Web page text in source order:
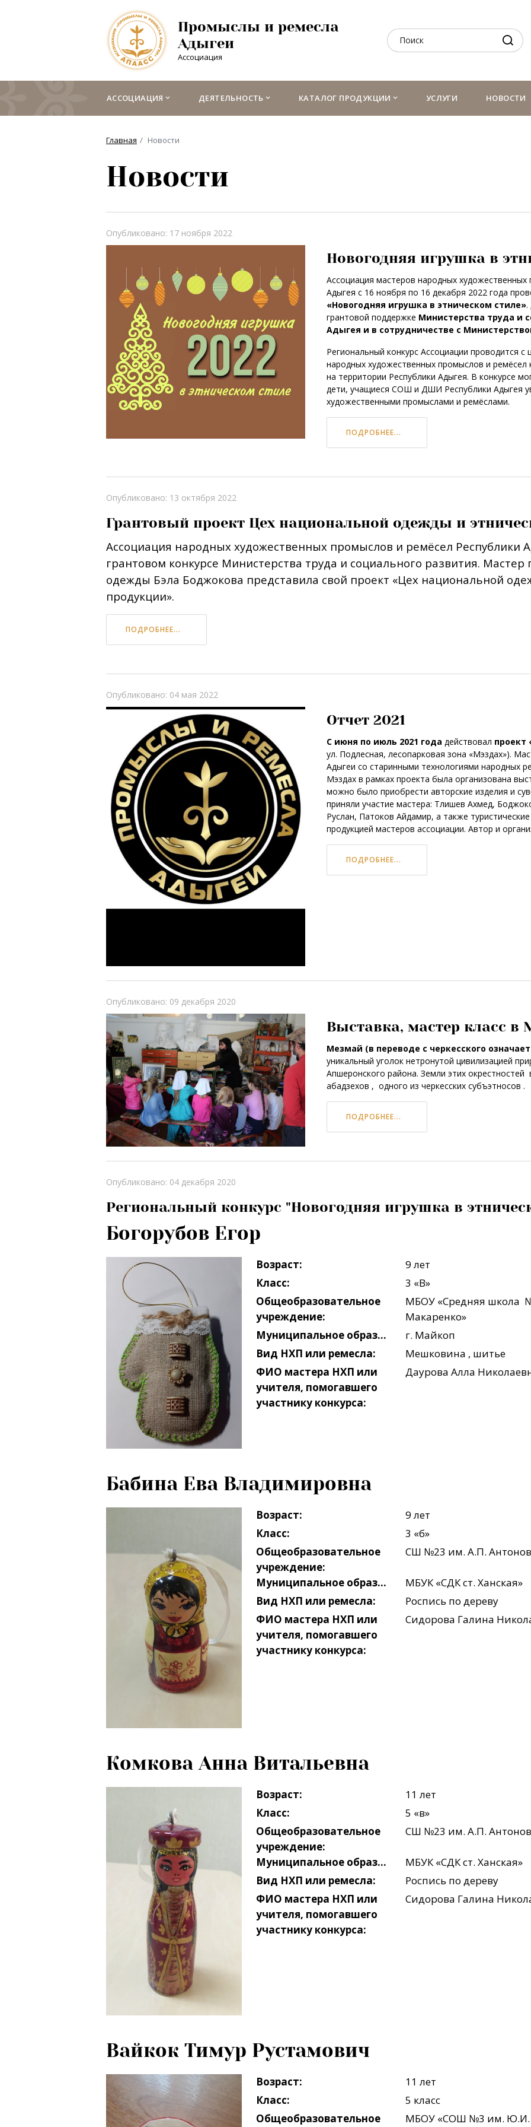
Промыслы и ремесла
Адыгеи
Ассоциация
АССОЦИАЦИЯ ДЕЯТЕЛЬНОСТЬ КАТАЛОГ ПРОДУКЦИИ УСЛУГИ НОВОСТИ
Главная Новости
Новости
Опубликовано: 17 ноября 2022
Новогодняя игрушка в
Ассоциация мастеров народных
Адыгея с 16 ноября по 16 декабря 2022 года
«Новогодняя игрушка в этническом стиле».
грантовой поддержке Министерства труда и
Адыгея и в сотрудничестве с
Региональный конкурс Ассоциации проводится
народных художественных промыслов и
на территории Республики Адыгея. В конкурсе
дети, учащиеся СОШ и ДШИ Республики Адыгея
художественными промыслами и ремёслами.
ПОДРОБНЕЕ...
Опубликовано: 13 октября 2022
Грантовый проект Цех национальной одежды и
Ассоциация народных художественных промыслов и ремёсел Республики
грантовом конкурсе Министерства труда и социального развития.
одежды Бэла Боджокова представила свой проект «Цех национальной
продукции».
ПОДРОБНЕЕ...
Опубликовано: 04 мая 2022
Отчет 2021
С июня по июль 2021 года действовал проект
ул. Подлесная, лесопарковая зона «Мэздах»).
Адыгеи со старинными технологиями народных
Мэздах в рамках проекта была организована
можно было приобрести авторские изделия и
приняли участие мастера: Тлишев Ахмед,
Руслан, Патоков Айдамир, а также
продукцией мастеров ассоциации. Автор и
ПОДРОБНЕЕ...
Опубликовано: 09 декабря 2020
Выставка, мастер класс в
Мезмай (в переводе с черкесского
уникальный уголок нетронутой цивилизацией
Апшеронского района. Земли этих
абадзехов , одного из черкесских субъэтносов .
ПОДРОБНЕЕ...
Опубликовано: 04 декабря 2020
Региональный конкурс "Новогодняя игрушка в
Богорубов Егор
Возраст:
9 лет
Класс:
3 «В»
Общеобразовательное
учреждение:
МБОУ «Средняя школа
Макаренко»
Муниципальное образование, поселение:
г. Майкоп
Вид НХП или ремесла:
Мешковина , шитье
ФИО мастера НХП или
учителя, помогавшего
участнику конкурса:
Даурова Алла
Бабина Ева Владимировна
Возраст:
9 лет
Класс:
3 «б»
Общеобразовательное
учреждение:
СШ №23 им. А.П.
Муниципальное образование, поселение:
МБУК «СДК ст. Ханская»
Вид НХП или ремесла:
Роспись по дереву
ФИО мастера НХП или
учителя, помогавшего
участнику конкурса:
Сидорова Галина
Комкова Анна Витальевна
Возраст:
11 лет
Класс:
5 «в»
Общеобразовательное
учреждение:
СШ №23 им. А.П.
Муниципальное образование, поселение:
МБУК «СДК ст. Ханская»
Вид НХП или ремесла:
Роспись по дереву
ФИО мастера НХП или
учителя, помогавшего
участнику конкурса:
Сидорова Галина
Вайкок Тимур Рустамович
Возраст:
11 лет
Класс:
5 класс
Общеобразовательное
МБОУ «СОШ №3 им. Ю.И.